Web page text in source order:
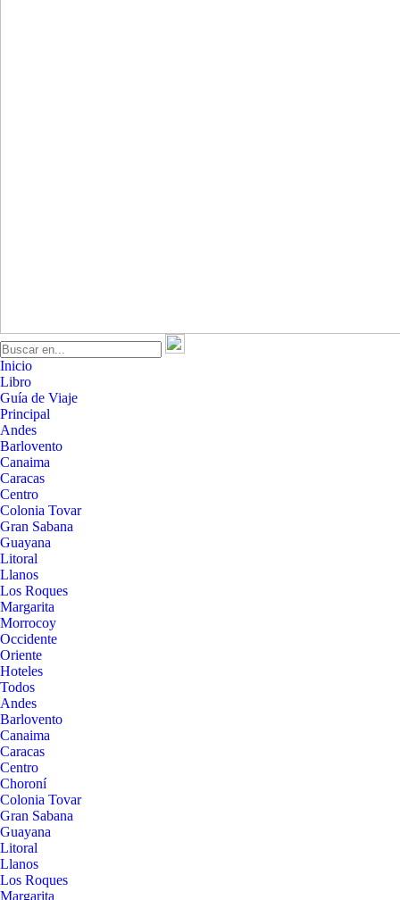
Inicio
Libro
Guía de Viaje
Principal
Andes
Barlovento
Canaima
Caracas
Centro
Colonia Tovar
Gran Sabana
Guayana
Litoral
Llanos
Los Roques
Margarita
Morrocoy
Occidente
Oriente
Hoteles
Todos
Andes
Barlovento
Canaima
Caracas
Centro
Choroní
Colonia Tovar
Gran Sabana
Guayana
Litoral
Llanos
Los Roques
Margarita